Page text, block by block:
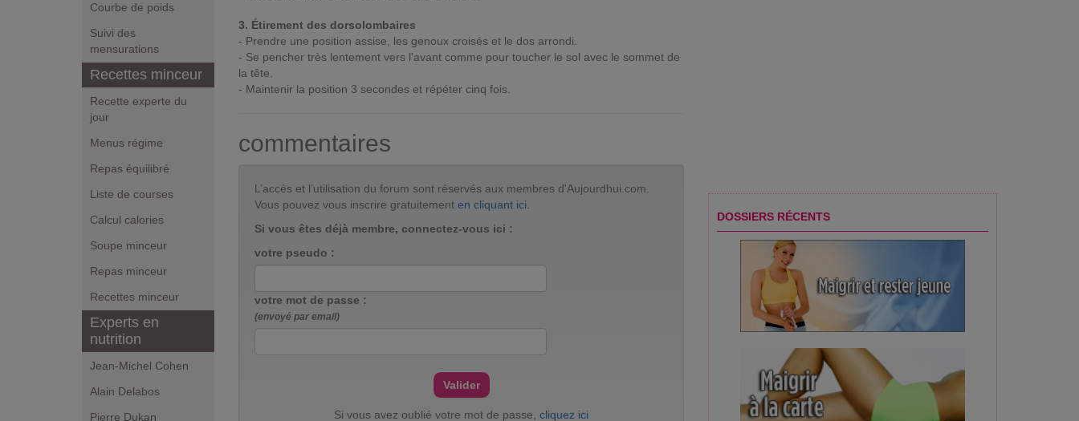
Courbe de poids
Suivi des
mensurations
Recettes minceur
Recette experte du
jour
Menus régime
Repas équilibré
Liste de courses
Calcul calories
Soupe minceur
Repas minceur
Recettes minceur
Experts en
nutrition
Jean-Michel Cohen
Alain Delabos
Pierre Dukan
3. Étirement des dorsolombaires
- Prendre une position assise, les genoux croisés et le dos arrondi.
- Se pencher très lentement vers l'avant comme pour toucher le sol avec le sommet de
la tête.
- Maintenir la position 3 secondes et répéter cinq fois.
commentaires
L’accès et l’utilisation du forum sont réservés aux membres d'Aujourdhui.com.
Vous pouvez vous inscrire gratuitement en cliquant ici
Si vous êtes déjà membre, connectez-vous ici :
votre pseudo :
votre mot de passe :
(envoyé par email)
Si vous avez oublié votre mot de passe, cliquez ici
DOSSIERS RÉCENTS